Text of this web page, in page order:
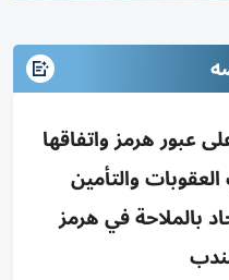
لرسوم 5-7% على عبور هرمز واتفاقها
والتأمين
بالملاحة في هرمز